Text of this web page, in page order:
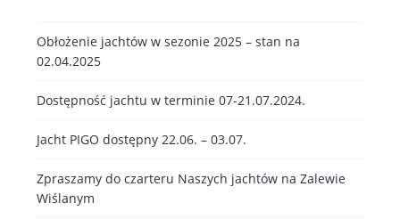
Obłożenie jachtów w sezonie 2025 – stan na
02.04.2025
Dostępność jachtu w terminie 07-21.07.2024.
Jacht PIGO dostępny 22.06. – 03.07.
Zpraszamy do czarteru Naszych jachtów na Zalewie
Wiślanym